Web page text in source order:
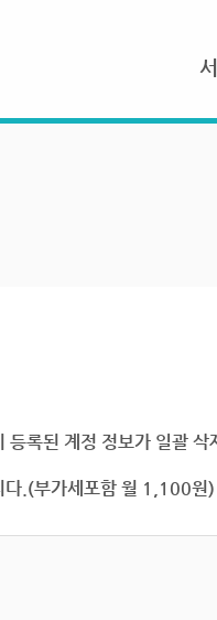
록된 계정 정보가 일괄
다.(부가세포함 월 1,100원)